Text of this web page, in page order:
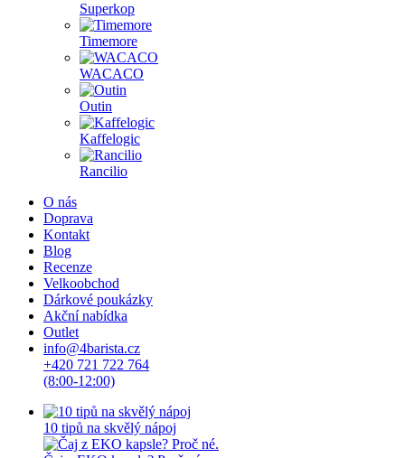
Superkop
Timemore
WACACO
Outin
Kaffelogic
Rancilio
O nás
Doprava
Kontakt
Blog
Recenze
Velkoobchod
Dárkové poukázky
Akční nabídka
Outlet
info@4barista.cz
+420 721 722 764
(8:00-12:00)
10 tipů na skvělý nápoj